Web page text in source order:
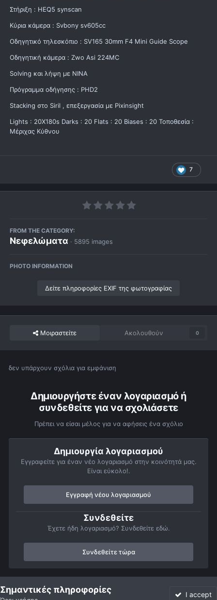
Στήριξη : HEQ5 synscan
Κύρια κάμερα : Svbony sv605cc
Οδηγητικό τηλεσκόπιο : SV165 30mm F4 Mini Guide Scope
Οδηγητική κάμερα : Zwo Asi 224MC
Solving και λήψη με ΝΙΝΑ
Πρόγραμμα οδήγησης : PHD2
Stacking στο Siril , επεξεργασία με Pixinsight
Lights : 20X180s Darks : 20 Flats : 20 Biases : 20 Τοποθεσία :
Μέριχας Κύθνου
7
FROM THE CATEGORY:
Νεφελώματα · 5895 images
PHOTO INFORMATION
Δείτε πληροφορίες EXIF της φωτογραφίας
Μοιραστείτε Ακολουθούν 0
δεν υπάρχουν σχόλια για εμφάνιση
Δημιουργήστε έναν λογαριασμό ή
συνδεθείτε για να σχολιάσετε
Πρέπει να είσαι μέλος για να αφήσεις ένα σχόλιο
Δημιουργία λογαριασμού
Εγγραφείτε για έναν νέο λογαριασμό στην κοινότητά μας.
Είναι εύκολο!.
Εγγραφή νέου λογαριασμού
Συνδεθείτε
Έχετε ήδη λογαριασμό? Συνδεθείτε εδώ.
Συνδεθείτε τώρα
Αρχή Αστροφωτογραφίες Βαθύς Ουρανός
Σημαντικές πληροφορίες I accept